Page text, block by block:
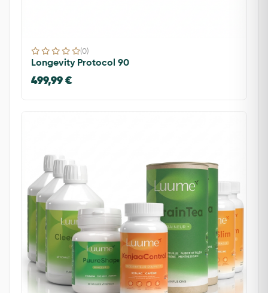
(0)
Longevity Protocol 90
499,99 €